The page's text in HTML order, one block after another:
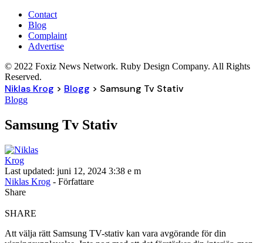
Contact
Blog
Complaint
Advertise
© 2022 Foxiz News Network. Ruby Design Company. All Rights
Reserved.
Niklas Krog > Blogg > Samsung Tv Stativ
Blogg
Samsung Tv Stativ
Last updated: juni 12, 2024 3:38 e m
Niklas Krog - Författare
Share
SHARE
Att välja rätt Samsung TV-stativ kan vara avgörande för din